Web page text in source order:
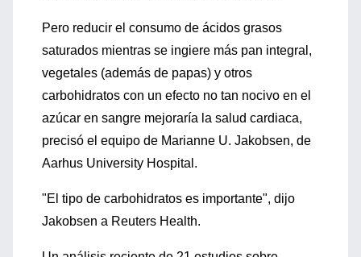
Pero reducir el consumo de ácidos grasos
saturados mientras se ingiere más pan integral,
vegetales (además de papas) y otros
carbohidratos con un efecto no tan nocivo en el
azúcar en sangre mejoraría la salud cardiaca,
precisó el equipo de Marianne U. Jakobsen, de
Aarhus University Hospital.
"El tipo de carbohidratos es importante", dijo
Jakobsen a Reuters Health.